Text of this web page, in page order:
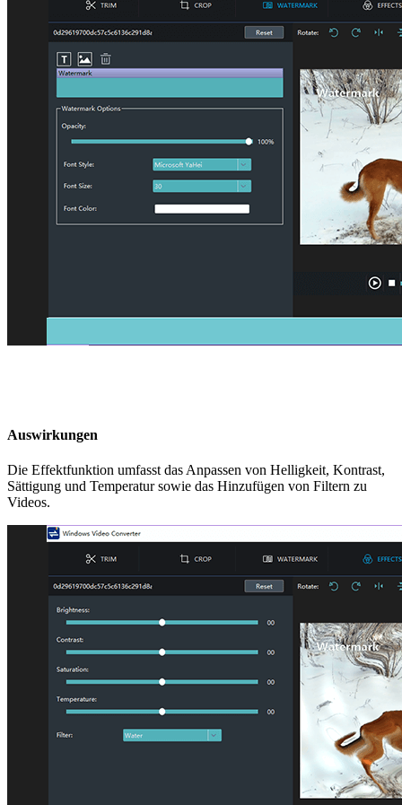
Auswirkungen
Die Effektfunktion umfasst das Anpassen von Helligkeit, Kontrast,
Sättigung und Temperatur sowie das Hinzufügen von Filtern zu
Videos.